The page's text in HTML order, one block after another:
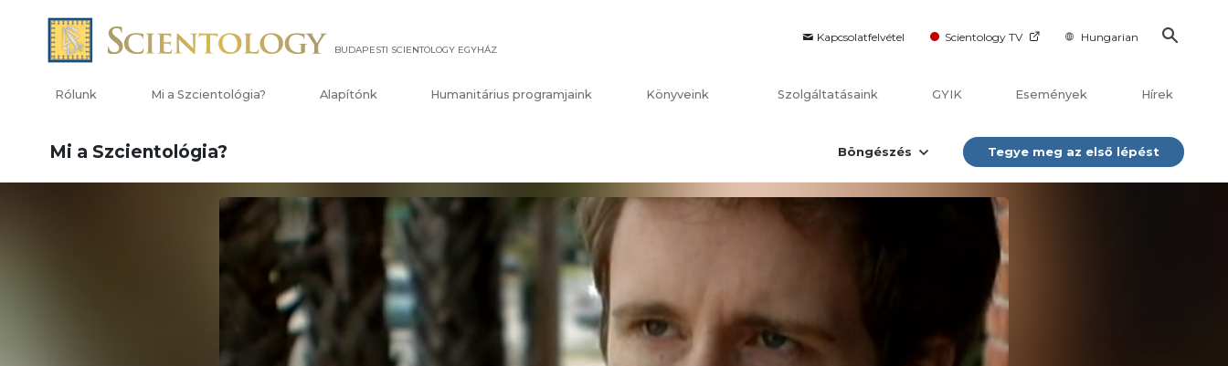
Kapcsolatfelvétel Scientology TV Hungarian
BUDAPESTI SCIENTOLOGY EGYHÁZ
Rólunk Mi a Szcientológia? Alapítónk Humanitárius programjaink Könyveink Szolgáltatásaink GYIK Események Hírek
Mi a Szcientológia? Böngészés Tegye meg az első lépést